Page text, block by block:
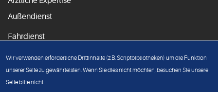
Außendienst
Fahrdienst
Unsere Grundsätze
Wir verwenden erforderliche Drittinhalte (z.B. Scriptbibliotheken) um die Funktion
unserer Seite zu gewährleisten. Wenn Sie dies nicht möchten, besuchen Sie unsere
Seite bitte nicht.